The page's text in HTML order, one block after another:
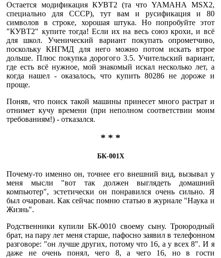
Остается модификация КУВТ2 (та что YAMAHA MSX2,
специально для СССР), тут вам и русификация и 80
символов в строке, хорошая штука. Но попробуйте этот
"КУВТ2" купите тогда! Если их на весь союз крохи, и всё
для школ. Ученический вариант покупать опрометчиво,
поскольку КНГМД для него можно потом искать втрое
дольше. Плюс покупка дорогого 3.5. Учительский вариант,
где есть всё нужное, мой знакомый искал несколько лет, а
когда нашел - оказалось, что купить 80286 не дороже и
проще.
Поняв, что поиск такой машины принесет много растрат и
отнимет кучу времени (при неполном соответствии моим
требованиям!) - отказался.
* * *
БК-001Х
Почему-то именно он, точнее его внешний вид, вызывал у
меня мысли "вот так должен выглядеть домашний
компьютер", эстетически он понравился очень сильно. Я
был очарован. Как сейчас помню статью в журнале "Наука и
Жизнь".
Родственники купили БК-0010 своему сыну. Троюродный
брат, на пару лет меня старше, пафосно заявил в телефонном
разговоре: "он лучше других, потому что 16, а у всех 8". И я
даже не очень понял, чего 8, а чего 16, но в гости